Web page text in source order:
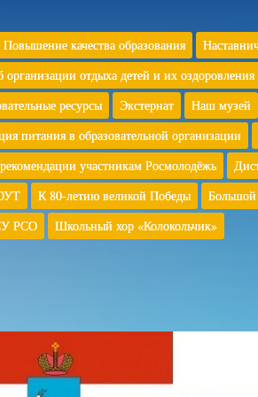
Повышение качества образования
организации отдыха детей и их оздоровления
ресурсы Экстернат Наш музей
питания в образовательной организации
участникам Росмолодёжь
К 80-летию великой Победы
Большой
РСО Школьный хор «Колокольчик»